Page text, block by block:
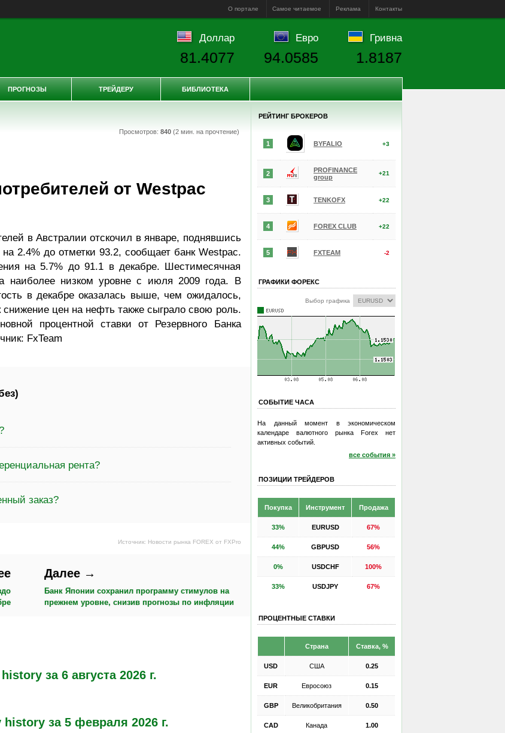
О портале Самое читаемое Реклама Контакты
Просмотров: 840(2 мин. на прочтение)
от Westpac
в Австралии отскочил в январе, поднявшись
на 2.4% до отметки 93.2, сообщает банк Westpac.
на 5.7% до 91.1 в декабре. Шестимесячная
наиболее низком уровне с июля 2009 года. В
в декабре оказалась выше, чем ожидалось,
снижение цен на нефть также сыграло свою роль.
процентной ставки от Резервного Банка
FxTeam
рента?
заказ?
Источник: Новости рынка FOREX от FXPro
Далее →
Банк Японии сохранил программу стимулов на
прежнем уровне, снизив прогнозы по инфляции
за 6 августа 2026 г.
за 5 февраля 2026 г.
РЕЙТИНГ БРОКЕРОВ
1 BYFALIO +3
2
PROFINANCE
group
+21
3 TENKOFX +22
4 FOREX CLUB +22
5 FXTEAM -2
ГРАФИКИ ФОРЕКС
Выбор графика
СОБЫТИЕ ЧАСА
На данный момент в экономическом
календаре валютного рынка Forex нет
активных событий.
все события »
ПОЗИЦИИ ТРЕЙДЕРОВ
Покупка Инструмент Продажа
33% EURUSD 67%
44% GBPUSD 56%
0% USDCHF 100%
33% USDJPY 67%
ПРОЦЕНТНЫЕ СТАВКИ
Страна Ставка, %
USD США 0.25
EUR Евросоюз 0.15
GBP Великобритания 0.50
CAD Канада 1.00
Доллар
81.4077
Евро
94.0585
Гривна
1.8187
ПРОГНОЗЫ ТРЕЙДЕРУ БИБЛИОТЕКА